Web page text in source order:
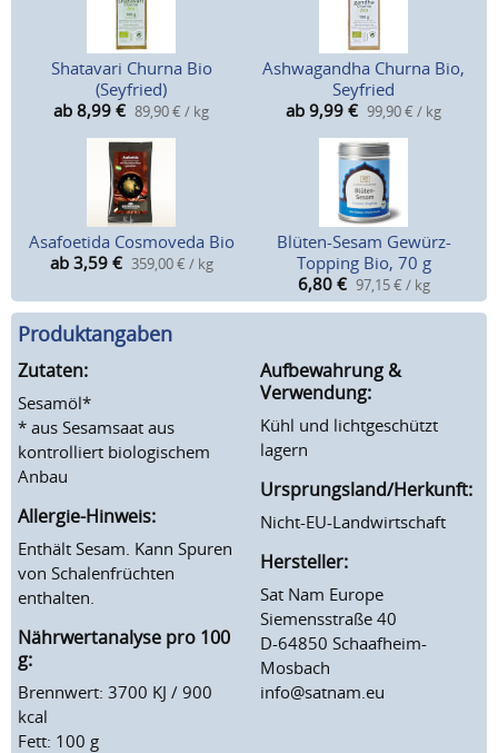
Shatavari Churna Bio
(Seyfried)
ab 8,99 € 89,90 € / kg
Ashwagandha Churna Bio,
Seyfried
ab 9,99 € 99,90 € / kg
Asafoetida Cosmoveda Bio
ab 3,59 € 359,00 € / kg
Blüten-Sesam Gewürz-
Topping Bio, 70 g
6,80 € 97,15 € / kg
Produktangaben
Zutaten:
Sesamöl*
* aus Sesamsaat aus
kontrolliert biologischem
Anbau
Allergie-Hinweis:
Enthält Sesam. Kann Spuren
von Schalenfrüchten
enthalten.
Nährwertanalyse pro 100
g:
Brennwert: 3700 KJ / 900
kcal
Fett: 100 g
Aufbewahrung &
Verwendung:
Kühl und lichtgeschützt
lagern
Ursprungsland/Herkunft:
Nicht-EU-Landwirtschaft
Hersteller:
Sat Nam Europe
Siemensstraße 40
D-64850 Schaafheim-
Mosbach
info@satnam.eu